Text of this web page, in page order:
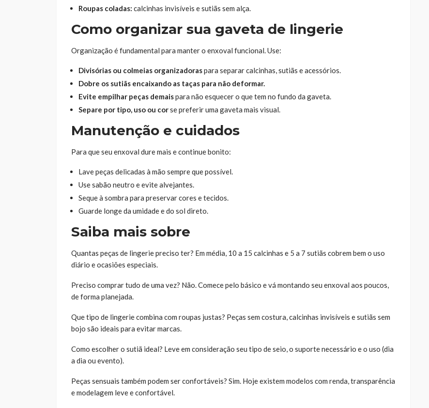
Roupas coladas: calcinhas invisíveis e sutiãs sem alça.
Como organizar sua gaveta de lingerie
Organização é fundamental para manter o enxoval funcional. Use:
Divisórias ou colmeias organizadoraspara separar calcinhas, sutiãs e acessórios.
Dobre os sutiãs encaixando as taças para não deformar.
Evite empilhar peças demaispara não esquecer o que tem no fundo da gaveta.
Separe por tipo, uso ou corse preferir uma gaveta mais visual.
Manutenção e cuidados
Para que seu enxoval dure mais e continue bonito:
Lave peças delicadas à mão sempre que possível.
Use sabão neutro e evite alvejantes.
Seque à sombra para preservar cores e tecidos.
Guarde longe da umidade e do sol direto.
Saiba mais sobre
Quantas peças de lingerie preciso ter? Em média, 10 a 15 calcinhas e 5 a 7 sutiãs cobrem bem o uso
diário e ocasiões especiais.
Preciso comprar tudo de uma vez? Não. Comece pelo básico e vá montando seu enxoval aos poucos,
de forma planejada.
Que tipo de lingerie combina com roupas justas? Peças sem costura, calcinhas invisíveis e sutiãs sem
bojo são ideais para evitar marcas.
Como escolher o sutiã ideal? Leve em consideração seu tipo de seio, o suporte necessário e o uso (dia
a dia ou evento).
Peças sensuais também podem ser confortáveis? Sim. Hoje existem modelos com renda, transparência
e modelagem leve e confortável.